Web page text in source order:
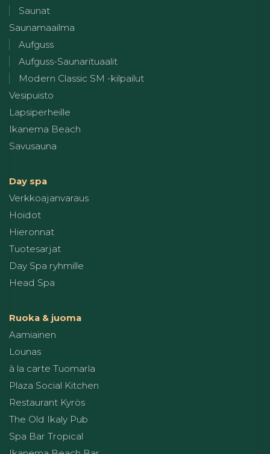
Saunat
Saunamaailma
Aufguss
Aufguss-Saunarituaalit
Modern Classic SM -kilpailut
Vesipuisto
Lapsiperheille
Ikanema Beach
Savusauna
Day spa
Verkkoajanvaraus
Hoidot
Hieronnat
Tuotesarjat
Day Spa ryhmille
Head Spa
Ruoka & juoma
Aamiainen
Lounas
à la carte Tuomarla
Plaza Social Kitchen
Restaurant Kyrös
The Old Ikaly Pub
Spa Bar Tropical